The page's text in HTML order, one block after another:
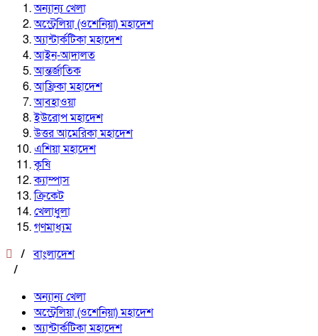
অন্যান্য খেলা
অস্ট্রেলিয়া (ওশেনিয়া) মহাদেশ
অ্যান্টার্কটিকা মহাদেশ
আইন-আদালত
আন্তর্জাতিক
আফ্রিকা মহাদেশ
আবহাওয়া
ইউরোপ মহাদেশ
উত্তর আমেরিকা মহাদেশ
এশিয়া মহাদেশ
কৃষি
ক্যাম্পাস
ক্রিকেট
খেলাধুলা
গণমাধ্যম
/বাংলাদেশ
/
অন্যান্য খেলা
অস্ট্রেলিয়া (ওশেনিয়া) মহাদেশ
অ্যান্টার্কটিকা মহাদেশ